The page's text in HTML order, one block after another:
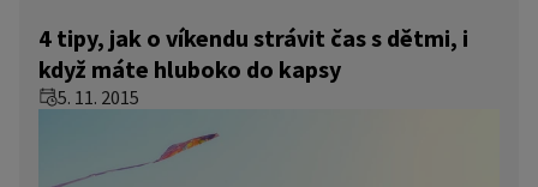
4 tipy, jak o víkendu strávit čas s dětmi, i
když máte hluboko do kapsy
5. 11. 2015